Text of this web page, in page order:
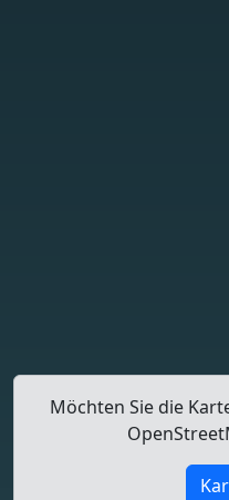
Möchten Sie die